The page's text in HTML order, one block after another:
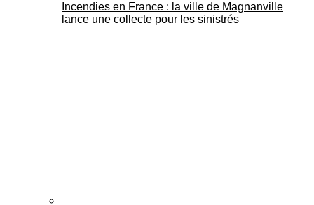
Incendies en France : la ville de Magnanville
lance une collecte pour les sinistrés